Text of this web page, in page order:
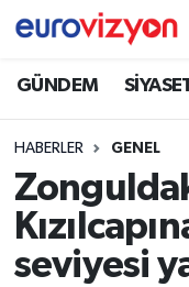
GÜNDEM
HABERLER GENEL
seviyesi